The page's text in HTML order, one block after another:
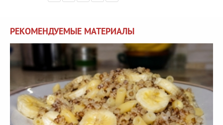
РЕКОМЕНДУЕМЫЕ МАТЕРИАЛЫ